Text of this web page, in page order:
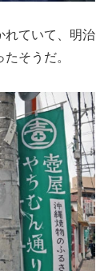
れていて、明治
そうだ。